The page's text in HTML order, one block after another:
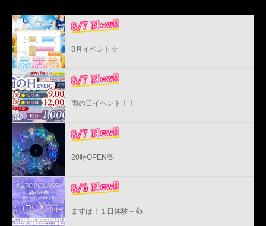
8/7 New!!
8月イベント☆
8/7 New!!
雨の日イベント！！
8/7 New!!
20時OPEN👋
8/6 New!!
まずは！１日体験～👍